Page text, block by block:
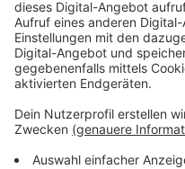
Anzeige